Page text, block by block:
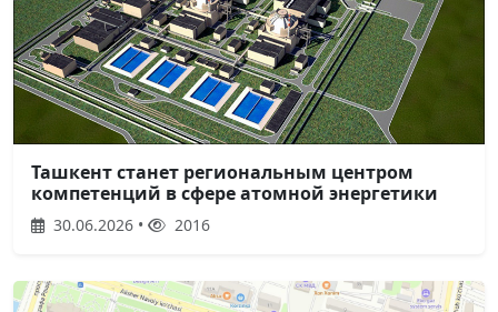
Ташкент станет региональным центром
компетенций в сфере атомной энергетики
30.06.2026 • 2016